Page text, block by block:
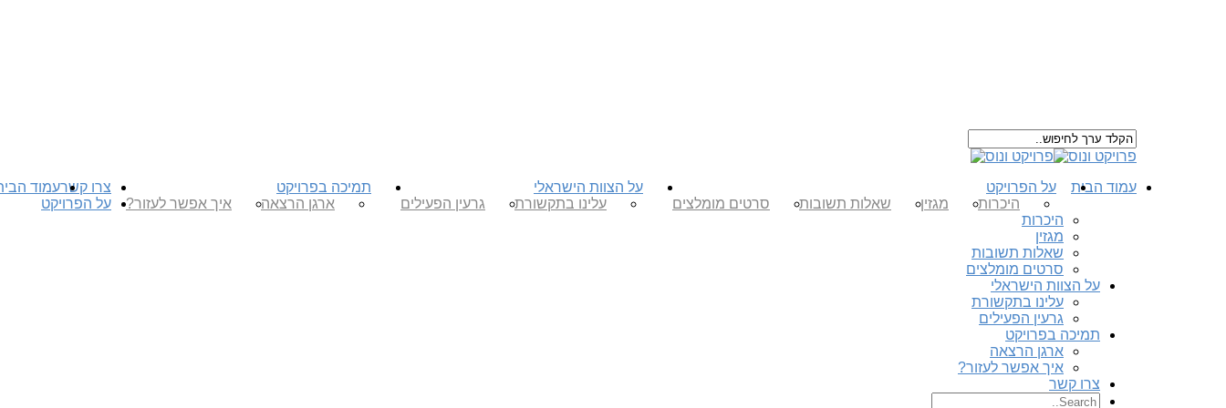
עמוד הבית
על הפרויקט
היכרות
מגזין שאלות תשובות סרטים מומלצים
על הצוות הישראלי
עלינו בתקשורת
גרעין הפעילים
תמיכה בפרויקט
ארגן הרצאה
איך אפשר לעזור?
צרו קשרעמוד
על הפרויקט
היכרות
מגזין
שאלות תשובות
סרטים מומלצים
על הצוות הישראלי
עלינו בתקשורת
גרעין הפעילים
תמיכה בפרויקט
ארגן הרצאה
איך אפשר לעזור?
צרו קשר